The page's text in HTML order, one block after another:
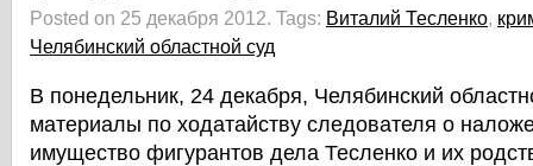
Posted on 25 декабря 2012. Tags: Виталий Тесленко,
Челябинский областной суд
В понедельник, 24 декабря, Челябинский
материалы по ходатайству следователя о
имущество фигурантов дела Тесленко и их